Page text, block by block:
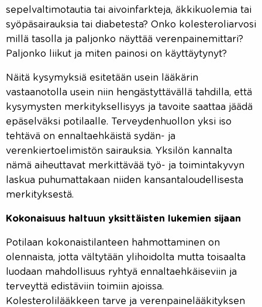
sepelvaltimotautia tai aivoinfarkteja, äkkikuolemia tai
syöpäsairauksia tai diabetesta? Onko kolesteroliarvosi
millä tasolla ja paljonko näyttää verenpainemittari?
Paljonko liikut ja miten painosi on käyttäytynyt?
Näitä kysymyksiä esitetään usein lääkärin
vastaanotolla usein niin hengästyttävällä tahdilla, että
kysymysten merkityksellisyys ja tavoite saattaa jäädä
epäselväksi potilaalle. Terveydenhuollon yksi iso
tehtävä on ennaltaehkäistä sydän- ja
verenkiertoelimistön sairauksia. Yksilön kannalta
nämä aiheuttavat merkittävää työ- ja toimintakyvyn
laskua puhumattakaan niiden kansantaloudellisesta
merkityksestä.
Kokonaisuus haltuun yksittäisten lukemien sijaan
Potilaan kokonaistilanteen hahmottaminen on
olennaista, jotta vältytään ylihoidolta mutta toisaalta
luodaan mahdollisuus ryhtyä ennaltaehkäiseviin ja
terveyttä edistäviin toimiin ajoissa.
Kolesterolilääkkeen tarve ja verenpainelääkityksen